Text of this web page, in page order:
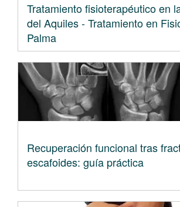
Tratamiento fisioterapéutico en
del Aquiles - Tratamiento en
Palma
Recuperación funcional tras
escafoides: guía práctica